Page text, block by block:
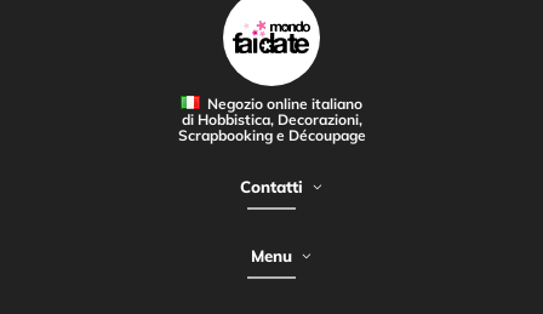
Negozio online italiano
di Hobbistica, Decorazioni,
Scrapbooking e Découpage
Contatti
Menu